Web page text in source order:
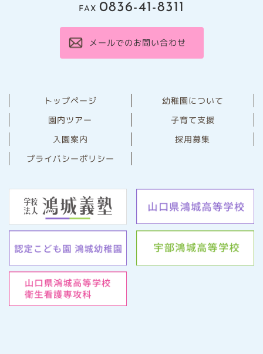
FAX 0836-41-8311
メールでのお問い合わせ
トップページ 幼稚園について
園内ツアー 子育て支援
⼊園案内 採用募集
プライバシーポリシー